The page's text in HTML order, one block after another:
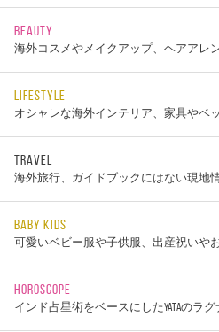
BEAUTY
海外コスメやメイクアップ、ヘアアレ
LIFESTYLE
オシャレな海外インテリア、家具やベ
TRAVEL
海外旅行、ガイドブックにはない現地
BABY KIDS
可愛いベビー服や子供服、出産祝いや
HOROSCOPE
インド占星術をベースにしたYATAのラ